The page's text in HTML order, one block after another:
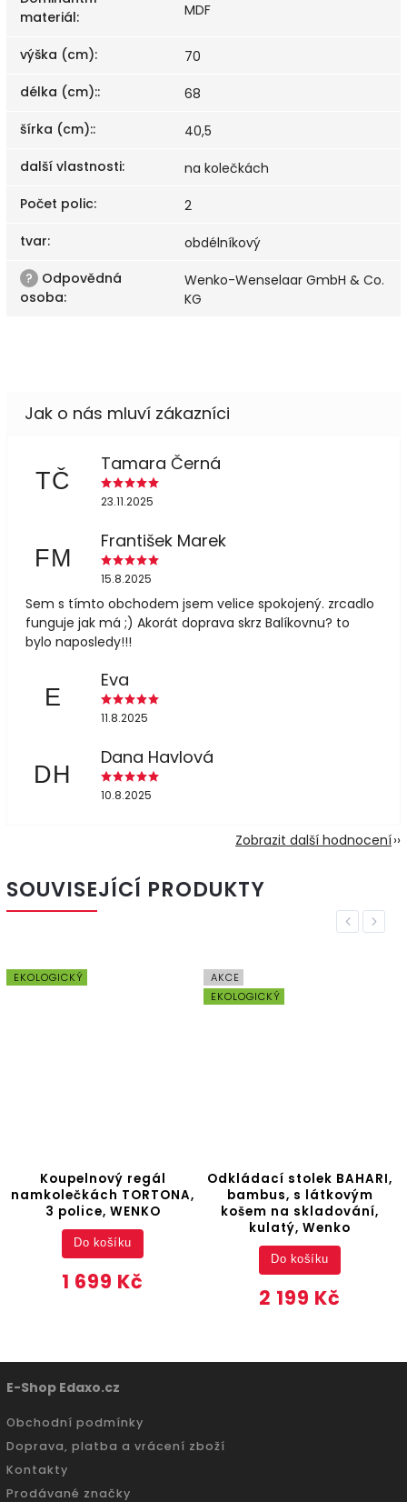
materiál: MDF
výška (cm):
70
délka (cm)::
68
šírka (cm)::
40,5
další vlastnosti:
na kolečkách
Počet polic:
2
tvar:
obdélníkový
? Odpovědná
osoba:
Wenko-Wenselaar GmbH & Co.
KG
TČ
Tamara Černá
23.11.2025
FM
František Marek
15.8.2025
Sem s tímto obchodem jsem velice spokojený. zrcadlo
funguje jak má ;) Akorát doprava skrz Balíkovnu? to
bylo naposledy!!!
E
Eva
11.8.2025
DH
Dana Havlová
10.8.2025
Zobrazit další hodnocení
SOUVISEJÍCÍ PRODUKTY
Previous
EKOLOGICKÝ
Koupelnový regál
namkolečkách TORTONA,
3 police, WENKO
1 699 Kč
Do košíku
AKCE
EKOLOGICKÝ
Odkládací stolek BAHARI,
bambus, s látkovým
košem na skladování,
kulatý, Wenko
2 199 Kč
Do košíku
Next
E-Shop Edaxo.cz
Obchodní podmínky
Doprava, platba a vrácení zboží
Kontakty
Prodávané značky